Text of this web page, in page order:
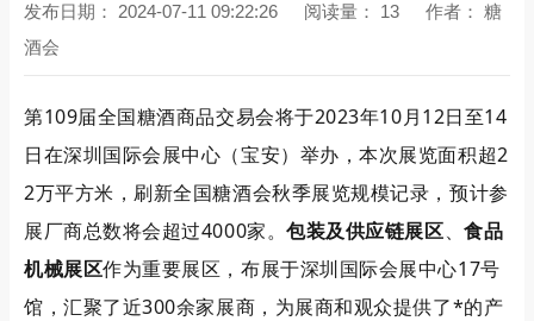
发布日期： 2024-07-11 09:22:26 阅读量： 13 作者： 糖
酒会
第109届全国糖酒商品交易会将于2023年10月12日至14
日在深圳国际会展中心（宝安）举办，本次展览面积超2
2万平方米，刷新全国糖酒会秋季展览规模记录，预计参
展厂商总数将会超过4000家。包装及供应链展区、食品
机械展区作为重要展区，布展于深圳国际会展中心17号
馆，汇聚了近300余家展商，为展商和观众提供了*的产